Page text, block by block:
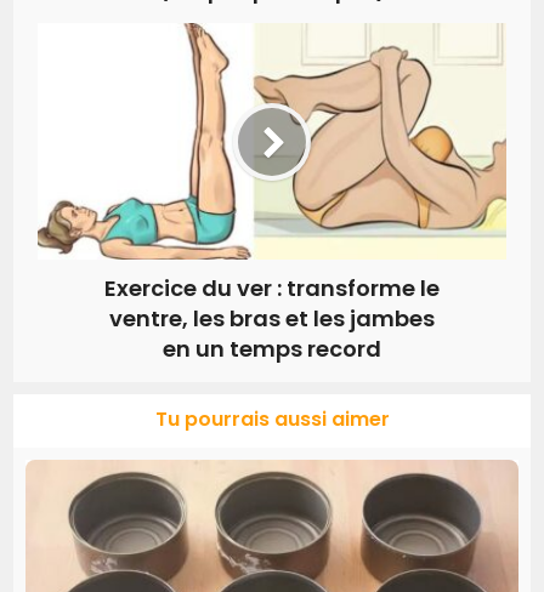
Exercice du ver : transforme le
ventre, les bras et les jambes
en un temps record
Tu pourrais aussi aimer